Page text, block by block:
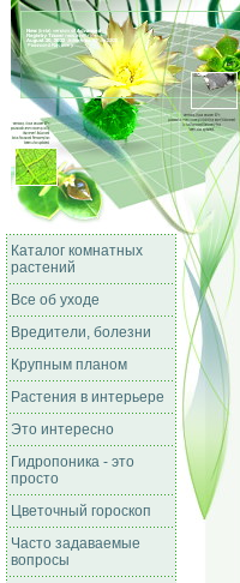
Каталог комнатных
растений
Все об уходе
Вредители, болезни
Крупным планом
Растения в интерьере
Это интересно
Гидропоника - это
просто
Цветочный гороскоп
Часто задаваемые
вопросы